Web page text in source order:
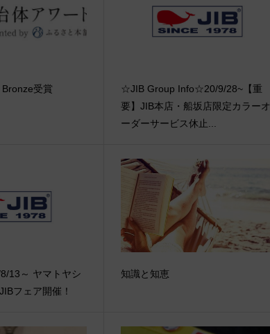
受賞
☆JIB Group Info☆20/9/28~【重
要】JIB本店・船坂店限定カラーオ
ーダーサービス休止...
13～ ヤマトヤシ
フェア開催！
知識と知恵